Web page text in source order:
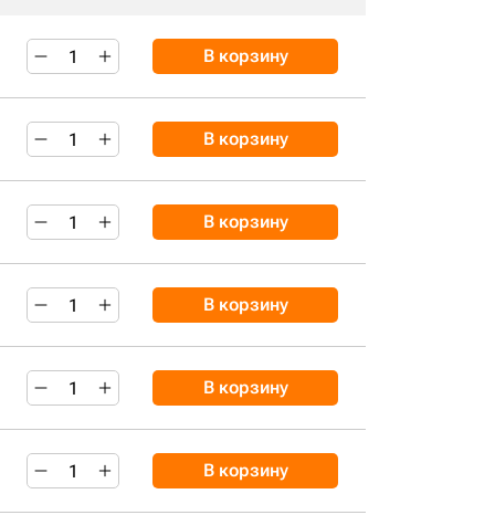
В корзину
В корзину
В корзину
В корзину
В корзину
В корзину